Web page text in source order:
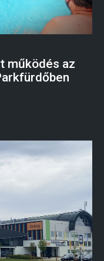
működés az